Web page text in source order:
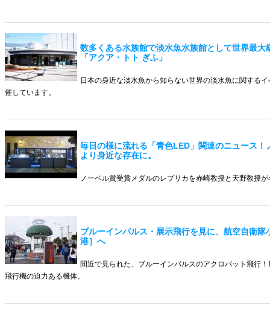
数多くある水族館で淡水魚水族館として世界最大
「アクア・トト ぎふ」
日本の身近な淡水魚から知らない世界の淡水魚に関する
催しています。
毎日の様に流れる「青色LED」関連のニュース！
より身近な存在に。
ノーベル賞受賞メダルのレプリカを赤崎教授と天野教授
ブルーインパルス・展示飛行を見に、航空自衛隊
港］へ
間近で見られた、ブルーインパルスのアクロバット飛行
飛行機の迫力ある機体。